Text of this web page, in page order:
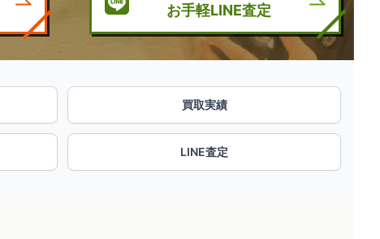
お手軽LINE査定
買取実績
LINE査定